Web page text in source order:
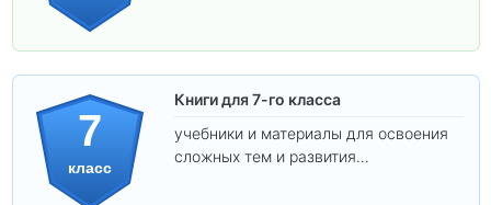
7
класс
Книги для 7-го класса
учебники и материалы для освоения
сложных тем и развития